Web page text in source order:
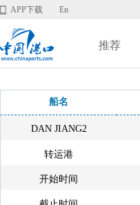
APP下载 En
推荐
船名
DAN JIANG2
转运港
开始时间